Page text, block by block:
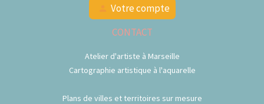
Votre compte
CONTACT
Atelier d'artiste à Marseille
Cartographie artistique à l'aquarelle
Plans de villes et territoires sur mesure